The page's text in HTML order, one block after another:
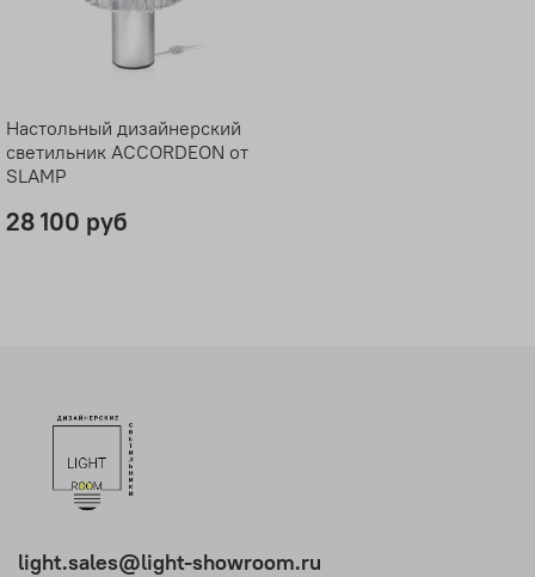
Настольный дизайнерский
светильник ACCORDEON от
SLAMP
28 100 руб
light.sales@light-showroom.ru